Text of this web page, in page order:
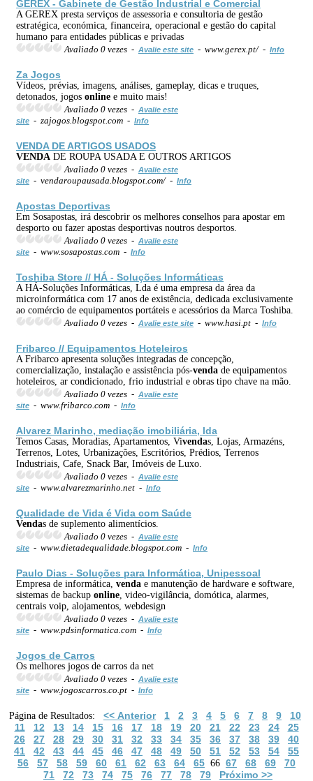
GEREX - Gabinete de Gestão Industrial e Comercial
A GEREX presta serviços de assessoria e consultoria de gestão
estratégica, económica, financeira, operacional e gestão do capital
humano para entidades públicas e privadas
Avaliado 0 vezes - Avalie este site - www.gerex.pt/ - Info
Za Jogos
Vídeos, prévias, imagens, análises, gameplay, dicas e truques,
detonados, jogos online e muito mais!
Avaliado 0 vezes - Avalie este
site - zajogos.blogspot.com - Info
VENDADE ARTIGOS USADOS
VENDA DE ROUPA USADA E OUTROS ARTIGOS
Avaliado 0 vezes - Avalie este
site - vendaroupausada.blogspot.com/ - Info
Apostas Deportivas
Em Sosapostas, irá descobrir os melhores conselhos para apostar em
desporto ou fazer apostas desportivas noutros desportos.
Avaliado 0 vezes - Avalie este
site - www.sosapostas.com - Info
Toshiba Store // HÁ - Soluções Informáticas
A HÁ-Soluções Informáticas, Lda é uma empresa da área da
microinformática com 17 anos de existência, dedicada exclusivamente
ao comércio de equipamentos portáteis e acessórios da Marca Toshiba.
Avaliado 0 vezes - Avalie este site - www.hasi.pt - Info
Fribarco // Equipamentos Hoteleiros
A Fribarco apresenta soluções integradas de concepção,
comercialização, instalação e assistência pós-venda de equipamentos
hoteleiros, ar condicionado, frio industrial e obras tipo chave na mão.
Avaliado 0 vezes - Avalie este
site - www.fribarco.com - Info
Alvarez Marinho, mediação imobiliária, lda
Temos Casas, Moradias, Apartamentos, Vivendas, Lojas, Armazéns,
Terrenos, Lotes, Urbanizações, Escritórios, Prédios, Terrenos
Industriais, Cafe, Snack Bar, Imóveis de Luxo.
Avaliado 0 vezes - Avalie este
site - www.alvarezmarinho.net - Info
Qualidade de Vida é Vida com Saúde
Vendas de suplemento alimentícios.
Avaliado 0 vezes - Avalie este
site - www.dietadequalidade.blogspot.com - Info
Paulo Dias - Soluções para Informática, Unipessoal
Empresa de informática, venda e manutenção de hardware e software,
sistemas de backup online , video-vigilância, domótica, alarmes,
centrais voip, alojamentos, webdesign
Avaliado 0 vezes - Avalie este
site - www.pdsinformatica.com - Info
Jogos de Carros
Os melhores jogos de carros da net
Avaliado 0 vezes - Avalie este
site - www.jogoscarros.co.pt - Info
Página de Resultados: << Anterior 1 2 3 4 5 6 7 8 9
10
11
12 13 14 15 16 17 18 19 20 21 22 23 24
25
26
27 28 29 30 31 32 33 34 35 36 37 38 39
40
41
42 43 44 45 46 47 48 49 50 51 52 53 54
55
56
57 58 59 60 61 62 63 64 65 66 67 68 69
70
71
72 73 74 75 76 77 78 79 Próximo >>